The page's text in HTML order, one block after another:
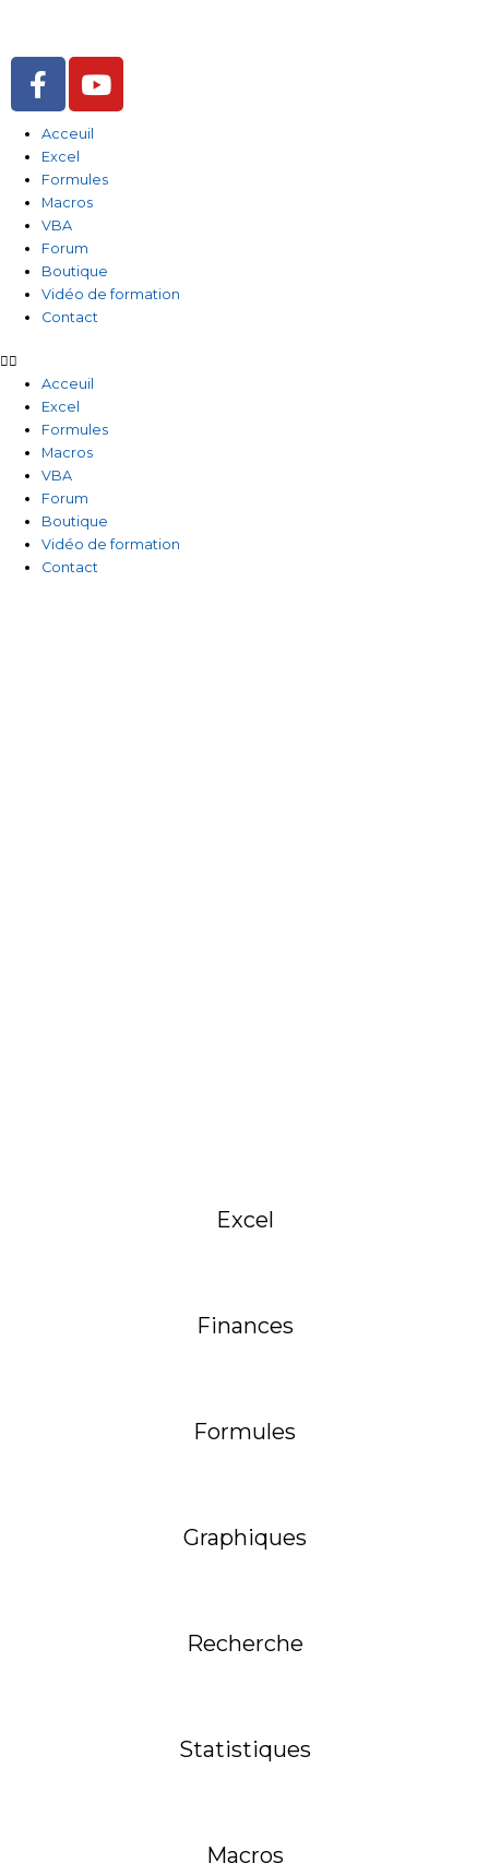
contenu
F
a
c
e
b
o
o
k
-
f
Y
o
u
Acceuil
Excel
Formules
Macros
VBA
Forum
Boutique
Vidéo de formation
Contact
Acceuil
Excel
Formules
Macros
VBA
Forum
Boutique
Vidéo de formation
Contact
Excel
Finances
Formules
Graphiques
Recherche
Statistiques
Macros